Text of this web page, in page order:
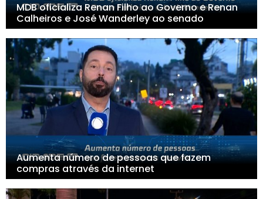
MDB oficializa Renan Filho ao Governo e Renan
Calheiros e José Wanderley ao senado
Aumenta número de pessoas que fazem
compras através da internet